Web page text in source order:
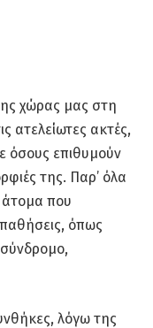
χώρας μας στη
ατελείωτες ακτές,
όσους επιθυμούν
της. Παρ’ όλα
άτομα που
όπως
σύνδρομο,
λόγω της